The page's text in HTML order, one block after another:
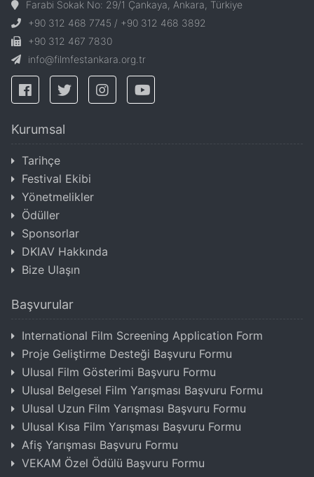
Farabi Sokak No: 29/1 Çankaya, Ankara, Türkiye
+90 312 468 7745 / +90 312 468 3892
+90 312 467 7830
info@filmfestankara.org.tr
Kurumsal
Tarihçe
Festival Ekibi
Yönetmelikler
Ödüller
Sponsorlar
DKIAV Hakkında
Bize Ulaşın
Başvurular
International Film Screening Application Form
Proje Geliştirme Desteği Başvuru Formu
Ulusal Film Gösterimi Başvuru Formu
Ulusal Belgesel Film Yarışması Başvuru Formu
Ulusal Uzun Film Yarışması Başvuru Formu
Ulusal Kısa Film Yarışması Başvuru Formu
Afiş Yarışması Başvuru Formu
VEKAM Özel Ödülü Başvuru Formu